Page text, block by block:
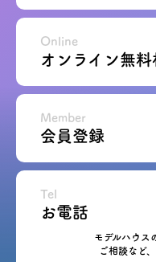
オンライン無料
Online
会員登録
Member
Tel
お電話
モデルハウス
ご相談など